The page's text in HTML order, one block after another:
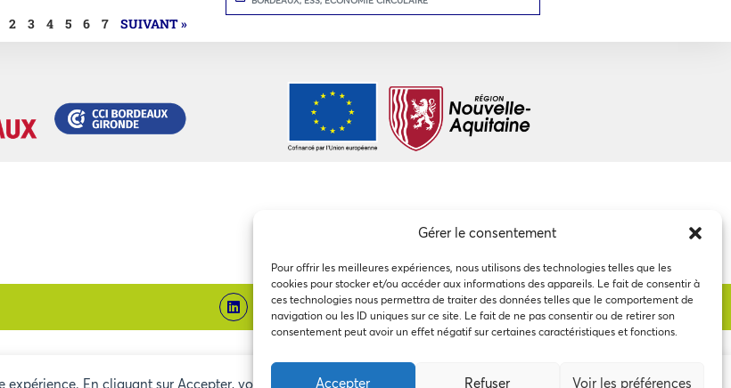
Gérer le consentement
Pour offrir les meilleures expériences, nous utilisons des technologies telles que les
cookies pour stocker et/ou accéder aux informations des appareils. Le fait de consentir à
ces technologies nous permettra de traiter des données telles que le comportement de
navigation ou les ID uniques sur ce site. Le fait de ne pas consentir ou de retirer son
consentement peut avoir un effet négatif sur certaines caractéristiques et fonctions.
Accepter Refuser Voir les préférences
En cliquant sur Accepter, vous consentez à notre utilisation des
2 3 4 5 6 7 SUIVANT »